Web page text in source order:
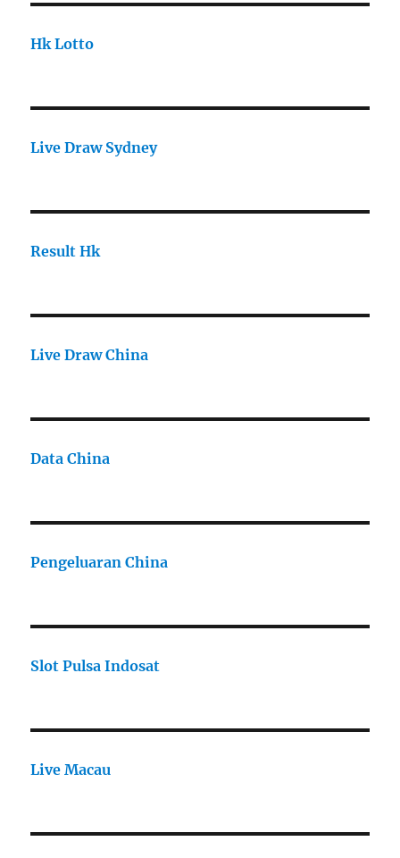
Hk Lotto
Live Draw Sydney
Result Hk
Live Draw China
Data China
Pengeluaran China
Slot Pulsa Indosat
Live Macau